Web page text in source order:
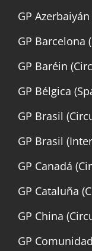
GP
GP Barcelona
GP Baréin
GP Bélgica
GP Brasil
GP Brasil
GP Canadá
GP Cataluña
GP China
GP